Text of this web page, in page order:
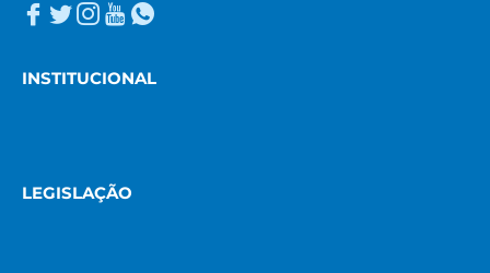
INSTITUCIONAL
LEGISLAÇÃO